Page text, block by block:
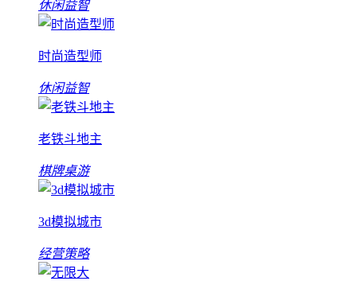
休闲益智
时尚造型师
休闲益智
老铁斗地主
棋牌桌游
3d模拟城市
经营策略